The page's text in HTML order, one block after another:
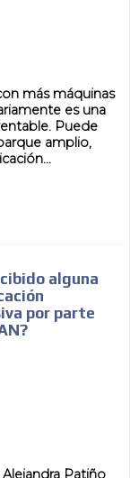
más máquinas
es una
Puede
amplio,
alguna
por parte
Alejandra Patiño